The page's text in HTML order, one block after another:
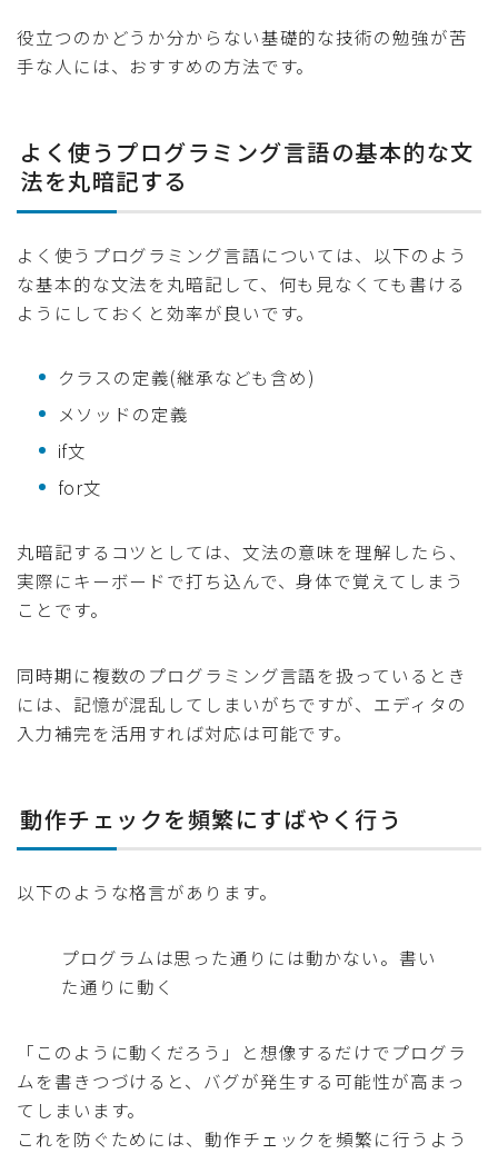
役立つのかどうか分からない基礎的な技術の勉強が苦
手な人には、おすすめの方法です。
よく使うプログラミング言語の基本的な文
法を丸暗記する
よく使うプログラミング言語については、以下のよう
な基本的な文法を丸暗記して、何も見なくても書ける
ようにしておくと効率が良いです。
クラスの定義(継承なども含め)
メソッドの定義
if文
for文
丸暗記するコツとしては、文法の意味を理解したら、
実際にキーボードで打ち込んで、身体で覚えてしまう
ことです。
同時期に複数のプログラミング言語を扱っているとき
には、記憶が混乱してしまいがちですが、エディタの
入力補完を活用すれば対応は可能です。
動作チェックを頻繁にすばやく行う
以下のような格言があります。
プログラムは思った通りには動かない。書い
た通りに動く
「このように動くだろう」と想像するだけでプログラ
ムを書きつづけると、バグが発生する可能性が高まっ
てしまいます。
これを防ぐためには、動作チェックを頻繁に行うよう